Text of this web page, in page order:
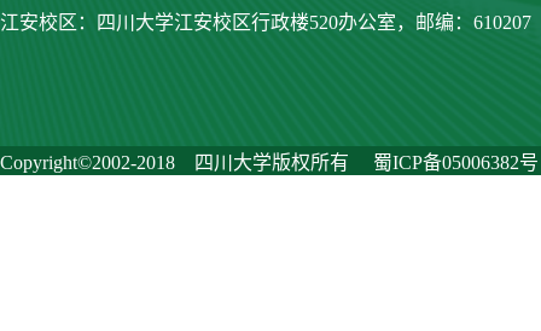
江安校区：四川大学江安校区行政楼520办公室， 邮编：610207
Copyright©2002-2018 四川大学版权所有 蜀ICP备05006382号